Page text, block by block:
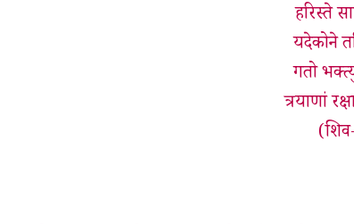
हरिस्ते
यदेकोने
गतो
त्रयाणां